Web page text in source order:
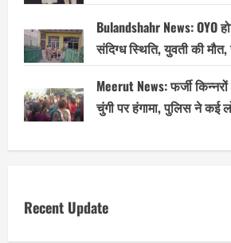
Bulandshahr News: OYO
संदिग्ध स्थिति, युवती की
Meerut News: फर्जी
चुंगी पर हंगामा, पुलिस ने कई
Recent Update